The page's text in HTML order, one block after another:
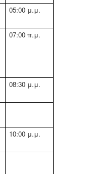
05:00 μ.μ.
07:00 π.μ.
08:30 μ.μ.
10:00 μ.μ.